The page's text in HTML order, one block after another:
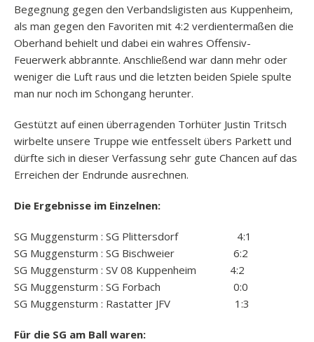
Begegnung gegen den Verbandsligisten aus Kuppenheim,
als man gegen den Favoriten mit 4:2 verdientermaßen die
Oberhand behielt und dabei ein wahres Offensiv-
Feuerwerk abbrannte. Anschließend war dann mehr oder
weniger die Luft raus und die letzten beiden Spiele spulte
man nur noch im Schongang herunter.
Gestützt auf einen überragenden Torhüter Justin Tritsch
wirbelte unsere Truppe wie entfesselt übers Parkett und
dürfte sich in dieser Verfassung sehr gute Chancen auf das
Erreichen der Endrunde ausrechnen.
Die Ergebnisse im Einzelnen:
SG Muggensturm : SG Plittersdorf 4:1
SG Muggensturm : SG Bischweier 6:2
SG Muggensturm : SV 08 Kuppenheim 4:2
SG Muggensturm : SG Forbach 0:0
SG Muggensturm : Rastatter JFV 1:3
Für die SG am Ball waren: